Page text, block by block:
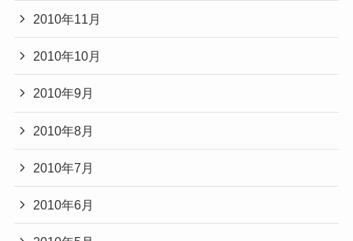
2010年11月
2010年10月
2010年9月
2010年8月
2010年7月
2010年6月